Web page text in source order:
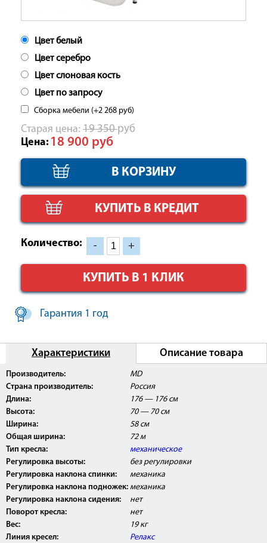
Цвет белый
Цвет серебро
Цвет слоновая кость
Цвет по запросу
Сборка мебели (+2 268 руб)
Cтарая цена: 19 350руб
Цена: 18 900 руб
КУПИТЬ В КРЕДИТ
Количество: - +
КУПИТЬ В 1 КЛИК
Гарантия 1 год
Характеристики Описание товара
Производитель:
MD
Страна производитель:
Россия
Длина:
176 — 176 см
Высота:
70 — 70 см
Ширина:
58 см
Общая ширина:
72 м
Тип кресла:
механическое
Регулировка высоты:
без регулировки
Регулировка наклона спинки:
механика
Регулировка наклона подножек: механика
Регулировка наклона сидения:
нет
Поворот кресла:
нет
Вес:
19 кг
Линия кресел:
Релакс
Изделие представлено в нашем демонстрационном
зале и с ним можно ознакомиться более подробно.